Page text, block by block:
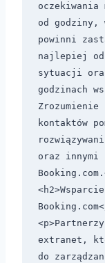
od godziny,
powinni
najlepiej
sytuacji
godzinach
kontaktów
oraz innymi
extranet,
do